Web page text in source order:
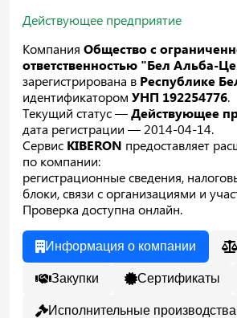
Действующее предприятие
Компания Общество с
ответственностью "Бел Альба-
зарегистрирована в Республике
идентификатором УНП 192254776.
Текущий статус —Действующее
дата регистрации — 2014-04-14.
Сервис KIBERON предоставляет
по компании:
регистрационные сведения,
блоки, связи с организациями и
Проверка доступна онлайн.
Информация о компании
Закупки Сертификаты
Исполнительные производства